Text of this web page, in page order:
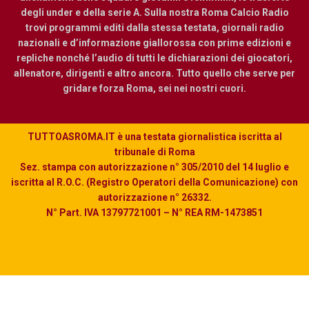
degli under e della serie A. Sulla nostra Roma Calcio Radio
trovi programmi editi dalla stessa testata, giornali radio
nazionali e d’informazione giallorossa con prime edizioni e
repliche nonché l’audio di tutti le dichiarazioni dei giocatori,
allenatore, dirigenti e altro ancora. Tutto quello che serve per
gridare forza Roma, sei nei nostri cuori.
TUTTOASROMA.IT è una testata giornalistica iscritta al
tribunale di Roma
Sez. stampa con autorizzazione n° 305/2010 del 14 luglio e
iscritta al R.O.C. (Registro Operatori della Comunicazione) con
autorizzazione n° 26332.
N° Part. IVA 13797721001 – N° REA RM-1473851